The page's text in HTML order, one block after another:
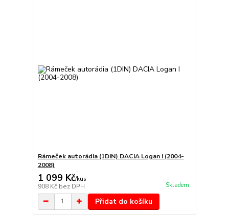
Rámeček autorádia (1DIN) DACIA Logan I (2004-
2008)
1 099 Kč/kus
908 Kč bez DPH Skladem
Přidat do košíku